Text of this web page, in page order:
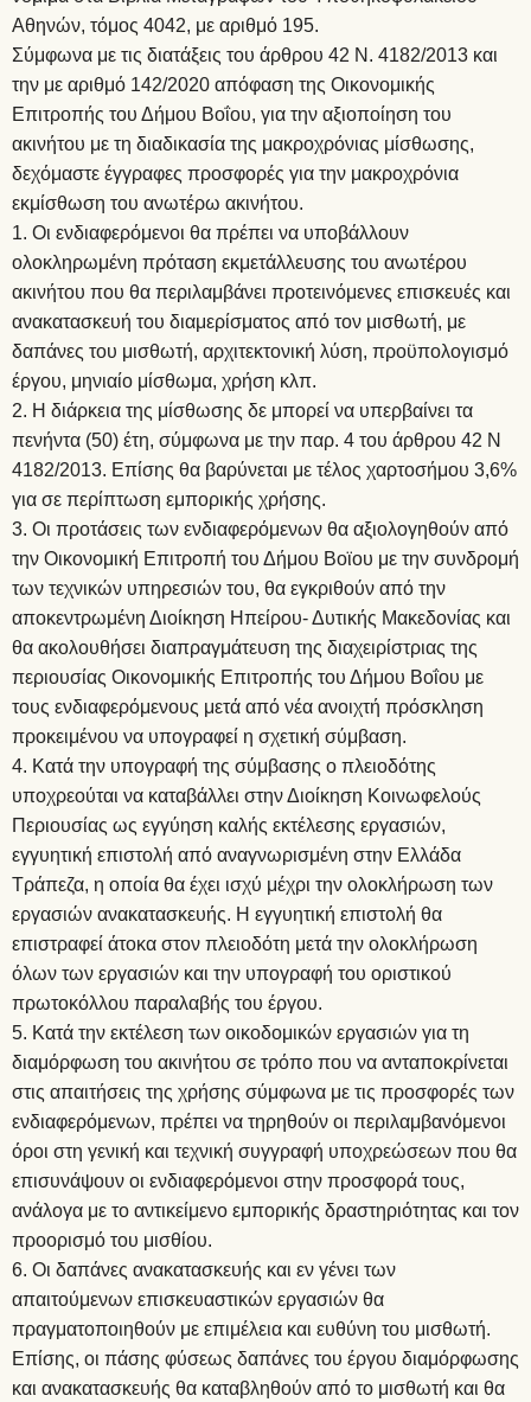
Αθηνών, τόμος 4042, με αριθμό 195.
Σύμφωνα με τις διατάξεις του άρθρου 42 Ν. 4182/2013 και
την με αριθμό 142/2020 απόφαση της Οικονομικής
Επιτροπής του Δήμου Βοΐου, για την αξιοποίηση του
ακινήτου με τη διαδικασία της μακροχρόνιας μίσθωσης,
δεχόμαστε έγγραφες προσφορές για την μακροχρόνια
εκμίσθωση του ανωτέρω ακινήτου.
Οι ενδιαφερόμενοι θα πρέπει να υποβάλλουν
ολοκληρωμένη πρόταση εκμετάλλευσης του ανωτέρου
ακινήτου που θα περιλαμβάνει προτεινόμενες επισκευές και
ανακατασκευή του διαμερίσματος από τον μισθωτή, με
δαπάνες του μισθωτή, αρχιτεκτονική λύση, προϋπολογισμό
έργου, μηνιαίο μίσθωμα, χρήση κλπ.
Η διάρκεια της μίσθωσης δε μπορεί να υπερβαίνει τα
πενήντα (50) έτη, σύμφωνα με την παρ. 4 του άρθρου 42 Ν
4182/2013. Επίσης θα βαρύνεται με τέλος χαρτοσήμου 3,6%
για σε περίπτωση εμπορικής χρήσης.
Οι προτάσεις των ενδιαφερόμενων θα αξιολογηθούν από
την Οικονομική Επιτροπή του Δήμου Βοϊου με την συνδρομή
των τεχνικών υπηρεσιών του, θα εγκριθούν από την
αποκεντρωμένη Διοίκηση Ηπείρου- Δυτικής Μακεδονίας και
θα ακολουθήσει διαπραγμάτευση της διαχειρίστριας της
περιουσίας Οικονομικής Επιτροπής του Δήμου Βοΐου με
τους ενδιαφερόμενους μετά από νέα ανοιχτή πρόσκληση
προκειμένου να υπογραφεί η σχετική σύμβαση.
Κατά την υπογραφή της σύμβασης ο πλειοδότης
υποχρεούται να καταβάλλει στην Διοίκηση Κοινωφελούς
Περιουσίας ως εγγύηση καλής εκτέλεσης εργασιών,
εγγυητική επιστολή από αναγνωρισμένη στην Ελλάδα
Τράπεζα, η οποία θα έχει ισχύ μέχρι την ολοκλήρωση των
εργασιών ανακατασκευής. Η εγγυητική επιστολή θα
επιστραφεί άτοκα στον πλειοδότη μετά την ολοκλήρωση
όλων των εργασιών και την υπογραφή του οριστικού
πρωτοκόλλου παραλαβής του έργου.
Κατά την εκτέλεση των οικοδομικών εργασιών για τη
διαμόρφωση του ακινήτου σε τρόπο που να ανταποκρίνεται
στις απαιτήσεις της χρήσης σύμφωνα με τις προσφορές των
ενδιαφερόμενων, πρέπει να τηρηθούν οι περιλαμβανόμενοι
όροι στη γενική και τεχνική συγγραφή υποχρεώσεων που θα
επισυνάψουν οι ενδιαφερόμενοι στην προσφορά τους,
ανάλογα με το αντικείμενο εμπορικής δραστηριότητας και τον
προορισμό του μισθίου.
Οι δαπάνες ανακατασκευής και εν γένει των
απαιτούμενων επισκευαστικών εργασιών θα
πραγματοποιηθούν με επιμέλεια και ευθύνη του μισθωτή.
Επίσης, οι πάσης φύσεως δαπάνες του έργου διαμόρφωσης
και ανακατασκευής θα καταβληθούν από το μισθωτή και θα